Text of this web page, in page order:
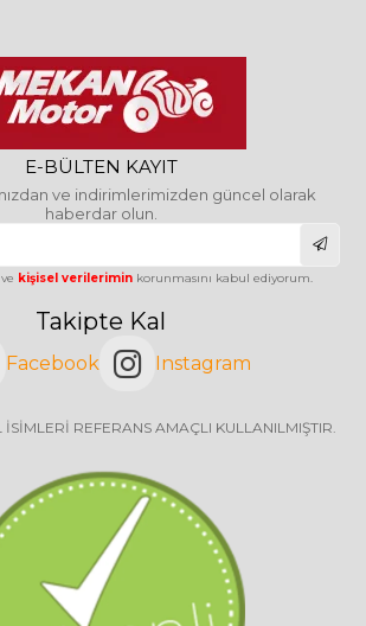
E-BÜLTEN KAYIT
ve indirimlerimizden güncel olarak
haberdar olun.
ve kişisel verilerimin korunmasını kabul ediyorum.
Takipte Kal
Facebook Instagram
REFERANS AMAÇLI KULLANILMIŞTIR.